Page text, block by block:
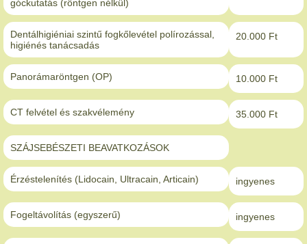
góckutatás (röntgen nélkül)
Dentálhigiéniai szintű fogkőlevétel polírozással,
higiénés tanácsadás
20.000 Ft
Panorámaröntgen (OP) 10.000 Ft
CT felvétel és szakvélemény 35.000 Ft
SZÁJSEBÉSZETI BEAVATKOZÁSOK
Érzéstelenítés (Lidocain, Ultracain, Articain) ingyenes
Fogeltávolítás (egyszerű) ingyenes